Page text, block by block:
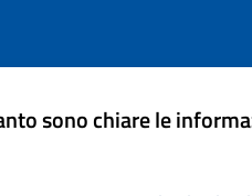
sono chiare le